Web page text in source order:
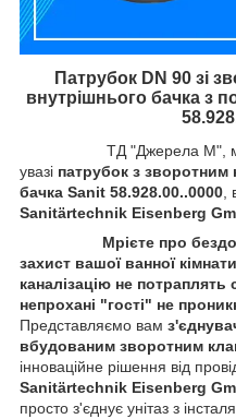
Патрубок DN 90 зі
внутрішнього бачка з
ТД "Джерела М", м.
увазі патрубок з зворотним
бачка Sanit 58.928.00..0000
Sanitärtechnik Eisenberg
Мрієте про
захист вашої ванної
каналізацію не потраплять
непрохані "гості" не
Представляємо вам
вбудованим зворотним
інноваційне рішення від
Sanitärtechnik Eisenberg
просто з'єднує унітаз з